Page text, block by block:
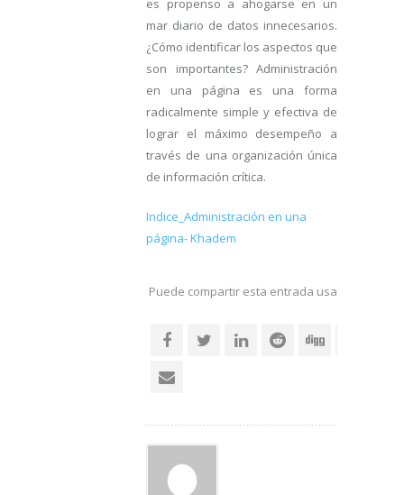
es propenso a ahogarse en un
mar diario de datos innecesarios.
¿Cómo identificar los aspectos que
son importantes? Administración
en una página es una forma
radicalmente simple y efectiva de
lograr el máximo desempeño a
través de una organización única
de información crítica.
Indice_Administración en una
página- Khadem
Puede compartir esta entrada usando sus